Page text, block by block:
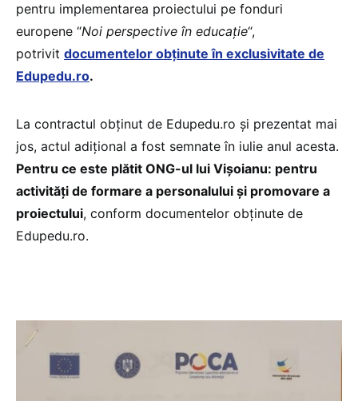
pentru implementarea proiectului pe fonduri
europene “Noi perspective în educație“,
potrivit documentelor obținute în exclusivitate de
Edupedu.ro.
La contractul obținut de Edupedu.ro și prezentat mai
jos, actul adițional a fost semnate în iulie anul acesta.
Pentru ce este plătit ONG-ul lui Vișoianu: pentru
activități de formare a personalului și promovare a
proiectului, conform documentelor obținute de
Edupedu.ro.